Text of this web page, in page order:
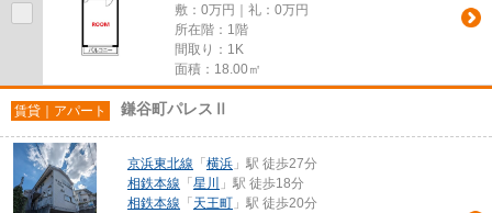
敷：0万円｜礼：0万円
所在階：1階
間取り：1K
面積：18.00㎡
賃貸｜アパート 鎌谷町パレスⅡ
京浜東北線 「 横浜 」駅 徒歩27分
相鉄本線 「 星川
」駅 徒歩18分
相鉄本線 「 天王町 」駅 徒歩20分